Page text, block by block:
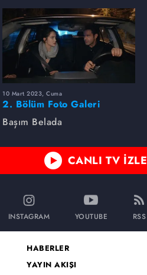
10 Mart 2023, Cuma
2. Bölüm Foto Galeri
Başım Belada
CANLI TV İZLE
INSTAGRAM YOUTUBE RSS
HABERLER
YAYIN AKIŞI